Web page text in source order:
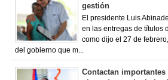
gestión
El presidente Luis
en las entregas de títulos
como dijo el 27 de
del gobierno que m...
Contactan importantes